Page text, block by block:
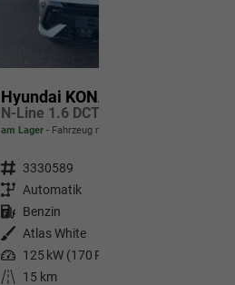
Hyundai KONA
am Lager Fahrzeug mit Tageszulassung
Fahrzeugnr. 3330589
Getriebe Automatik
Kraftstoff Benzin
Außenfarbe Atlas White
Leistung 125 kW (170 PS)
Kilometerstand
15 km